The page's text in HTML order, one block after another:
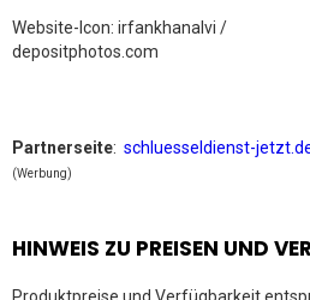
Website-Icon: irfankhanalvi /
depositphotos.com
Partnerseite: schluesseldienst-
(Werbung)
HINWEIS ZU PREISEN UND
Produktpreise und Verfügbarkeit